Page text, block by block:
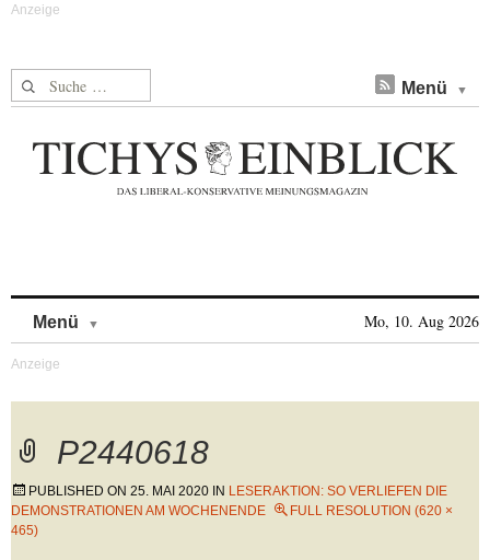
Suche nach: Menü
Menü Mo, 10. Aug 2026
P2440618
PUBLISHED ON 25. MAI 2020 IN LESERAKTION: SO VERLIEFEN DIE
DEMONSTRATIONEN AM WOCHENENDE
FULL RESOLUTION (620 ×
465)